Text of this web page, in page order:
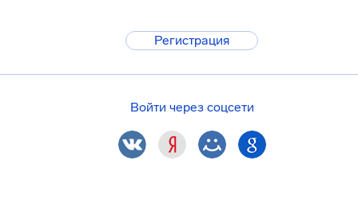
Регистрация
Войти через соцсети